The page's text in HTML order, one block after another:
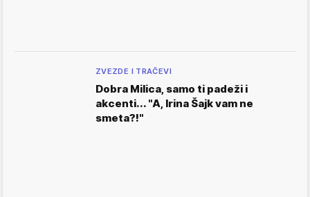
ZVEZDE I TRAČEVI
Dobra Milica, samo ti padeži i
akcenti... "A, Irina Šajk vam ne
smeta?!"